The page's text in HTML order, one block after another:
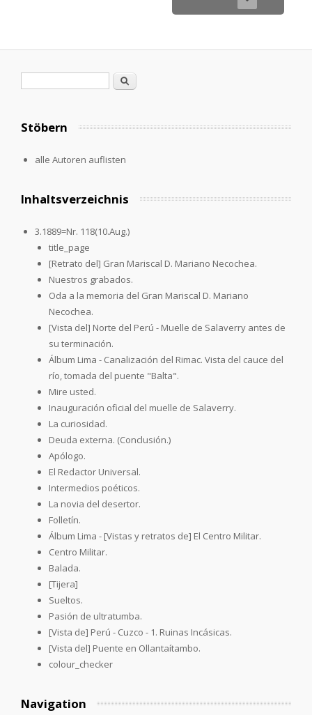
Suche
Stöbern
alle Autoren auflisten
Inhaltsverzeichnis
3.1889=Nr. 118(10.Aug.)
title_page
[Retrato del] Gran Mariscal D. Mariano Necochea.
Nuestros grabados.
Oda a la memoria del Gran Mariscal D. Mariano
Necochea.
[Vista del] Norte del Perú - Muelle de Salaverry antes de
su terminación.
Álbum Lima - Canalización del Rimac. Vista del cauce del
río, tomada del puente "Balta".
Mire usted.
Inauguración oficial del muelle de Salaverry.
La curiosidad.
Deuda externa. (Conclusión.)
Apólogo.
El Redactor Universal.
Intermedios poéticos.
La novia del desertor.
Folletín.
Álbum Lima - [Vistas y retratos de] El Centro Militar.
Centro Militar.
Balada.
[Tijera]
Sueltos.
Pasión de ultratumba.
[Vista de] Perú - Cuzco - 1. Ruinas Incásicas.
[Vista del] Puente en Ollantaítambo.
colour_checker
Navigation